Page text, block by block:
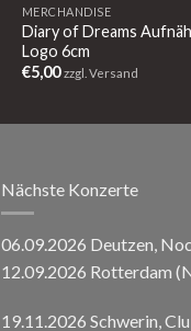
MERCHANDISE
Diary of Dreams
Logo 6cm
€5,00 zzgl. Versand
Nächste Konzerte
06.09.2026 Deutzen,
12.09.2026 Rotterdam
19.11.2026 Schwerin,